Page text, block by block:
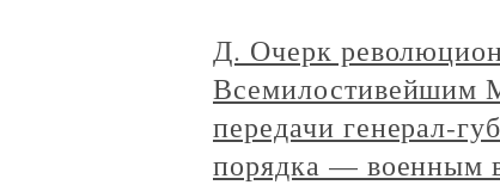
Д. Очерк
Всемилостивейшим
передачи генерал-
порядка — военным